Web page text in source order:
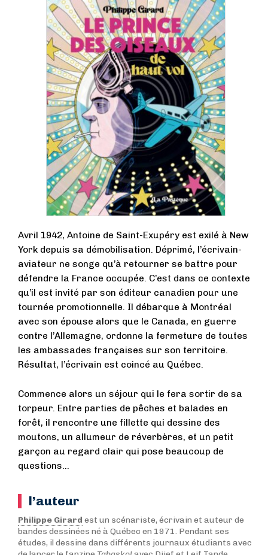
Avril 1942, Antoine de Saint-Exupéry est exilé à New
York depuis sa démobilisation. Déprimé, l’écrivain-
aviateur ne songe qu’à retourner se battre pour
défendre la France occupée. C’est dans ce contexte
qu’il est invité par son éditeur canadien pour une
tournée promotionnelle. Il débarque à Montréal
avec son épouse alors que le Canada, en guerre
contre l’Allemagne, ordonne la fermeture de toutes
les ambassades françaises sur son territoire.
Résultat, l’écrivain est coincé au Québec.
Commence alors un séjour qui le fera sortir de sa
torpeur. Entre parties de pêches et balades en
forêt, il rencontre une fillette qui dessine des
moutons, un allumeur de réverbères, et un petit
garçon au regard clair qui pose beaucoup de
questions…
l’auteur
Philippe Girard est un scénariste, écrivain et auteur de
bandes dessinées né à Québec en 1971. Pendant ses
études, il dessine dans différents journaux étudiants avec